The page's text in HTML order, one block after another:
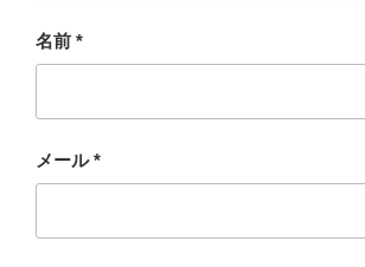
名前 *
メール*